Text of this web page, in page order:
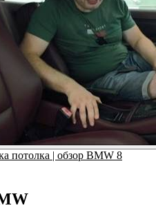
потолка | обзор BMW 8